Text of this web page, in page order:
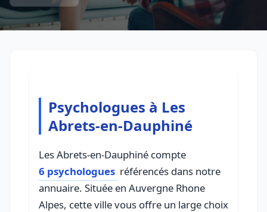
Psychologues à Les
Abrets-en-Dauphiné
Les Abrets-en-Dauphiné compte
6 psychologues référencés dans notre
annuaire. Située en Auvergne Rhone
Alpes, cette ville vous offre un large choix